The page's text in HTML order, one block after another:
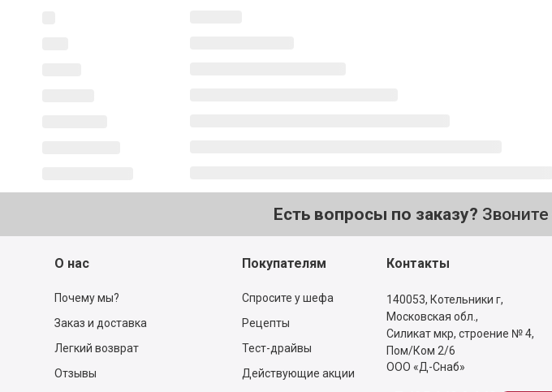
Есть вопросы по заказу? Звоните
О нас
Почему мы?
Заказ и доставка
Легкий возврат
Отзывы
Покупателям
Спросите у шефа
Рецепты
Тест-драйвы
Действующие акции
Контакты
140053, Котельники г,
Московская обл.,
Силикат мкр, строение № 4,
Пом/Ком 2/6
ООО «Д-Снаб»